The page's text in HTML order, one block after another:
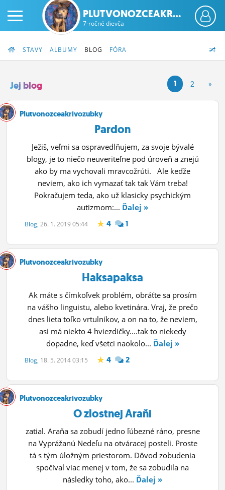
PRIHLÁS SA
FÓRUM
STATUSY
BLOGY
MÔJ PROFIL
NASTAVENIA
ROLETA
PLUTVONOZCEAKR...
7-ročné dievča
STAVY ALBUMY BLOG FÓRA
Jej blog 1 2 »
Plutvonozceakrivozubky
Pardon
Ježiš, veľmi sa ospravedlňujem, za svoje bývalé
blogy, je to niečo neuveriteľne pod úroveň a znejú
ako by ma vychovali mravcožrúti. Ale keďže
neviem, ako ich vymazať tak tak Vám treba!
Pokračujem teda, ako už klasicky psychickým
autizmom:... Ďalej »
Blog, 26. 1. 2019 05:44 4 1
Plutvonozceakrivozubky
Haksapaksa
Ak máte s čímkoľvek problém, obráťte sa prosím
na vášho linguistu, alebo kvetinára. Vraj, že prečo
dnes lieta toľko vrtulníkov, a on na to, že neviem,
asi má niekto 4 hviezdičky....tak to niekedy
dopadne, keď všetci naokolo... Ďalej »
Blog, 18. 5. 2014 03:15 4 2
Plutvonozceakrivozubky
O zlostnej Araňi
zatial. Araňa sa zobudí jedno ľúbezné ráno, presne
na Vyprážanú Nedeľu na otváracej posteli. Proste
tá s tým úložným priestorom. Dôvod zobudenia
spočíval viac menej v tom, že sa zobudila na
následky toho, ako... Ďalej »